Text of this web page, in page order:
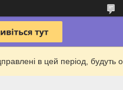
в цей період,